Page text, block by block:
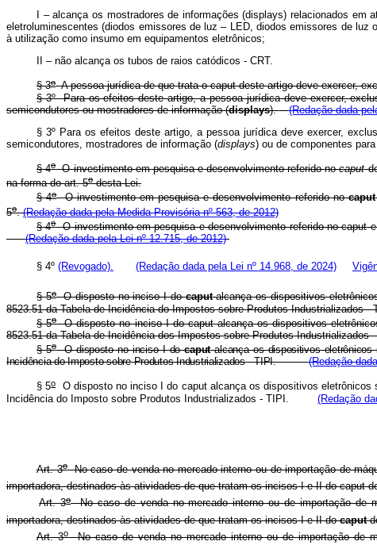
I – alcança os mostradores de informações (displays) relacionados
eletroluminescentes (diodos emissores de luz – LED, diodos emissores de
à utilização como insumo em equipamentos eletrônicos;
II – não alcança os tubos de raios catódicos - CRT.
§ 3oA pessoa jurídica de que trata ocaputdeste artigo deve exercer,
§ 3º Para os efeitos deste artigo, a pessoa jurídica deve exercer,
semicondutores ou mostradores de informação (displays). (Redação dada
§ 3º Para os efeitos deste artigo, a pessoa jurídica deve exercer,
semicondutores, mostradores de informação (displays) ou de componentes
§ 4oO investimento em pesquisa e desenvolvimento referido nocaput
na forma do art. 5odesta Lei.
§ 4oO investimento em pesquisa e desenvolvimento referido nocaput
5o.(Redação dada pela Medida Provisória nº 563, de 2012)
§ 4oO investimento em pesquisa e desenvolvimento referido nocapute
(Redação dada pela Lei nº 12.715, de 2012)
§ 4º (Revogado). (Redação dada pela Lei nº 14.968, de 2024)
§ 5oO disposto no inciso I docaputalcança os dispositivos
8523.51 da Tabela de Incidência do Impostos sobre Produtos
§ 5oO disposto no inciso I docaputalcança os dispositivos
8523.51 da Tabela de Incidência dos Impostos sobre Produtos
§ 5oO disposto no inciso I docaputalcança os dispositivos eletrônicos
Incidência do Imposto sobre Produtos Industrializados - TIPI.(Redação
§ 5oO disposto no inciso I do caputalcança os dispositivos eletrônicos
Incidência do Imposto sobre Produtos Industrializados - TIPI. (Redação
Art. 3oNo caso de venda no mercado interno ou de importação de
importadora, destinados às atividades de que tratam os incisos I e II docaput
Art. 3oNo caso de venda no mercado interno ou de importação de
importadora, destinados às atividades de que tratam os incisos I e II docaput
Art. 3oNo caso de venda no mercado interno ou de importação de